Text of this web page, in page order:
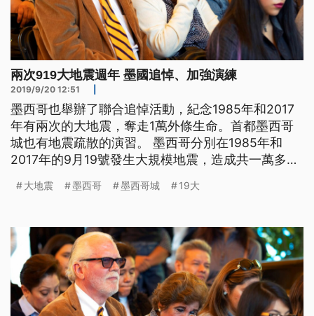
兩次919大地震週年 墨國追悼、加強演練
2019/9/20 12:51
墨西哥也舉辦了聯合追悼活動，紀念1985年和2017
年有兩次的大地震，奪走1萬外條生命。首都墨西哥
城也有地震疏散的演習。 墨西哥分別在1985年和
2017年的9月19號發生大規模地震，造成共一萬多人
亡者致哀。 墨西哥總統歐布拉多說：「在此記住受
在1985年和2017年遭逢不幸的人。」 1985年9月19
號，
大地震 墨西哥 墨西哥城 19大